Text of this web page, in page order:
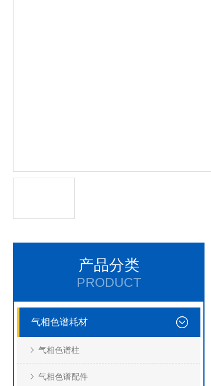
产品分类
PRODUCT
气相色谱耗材
气相色谱柱
气相色谱配件